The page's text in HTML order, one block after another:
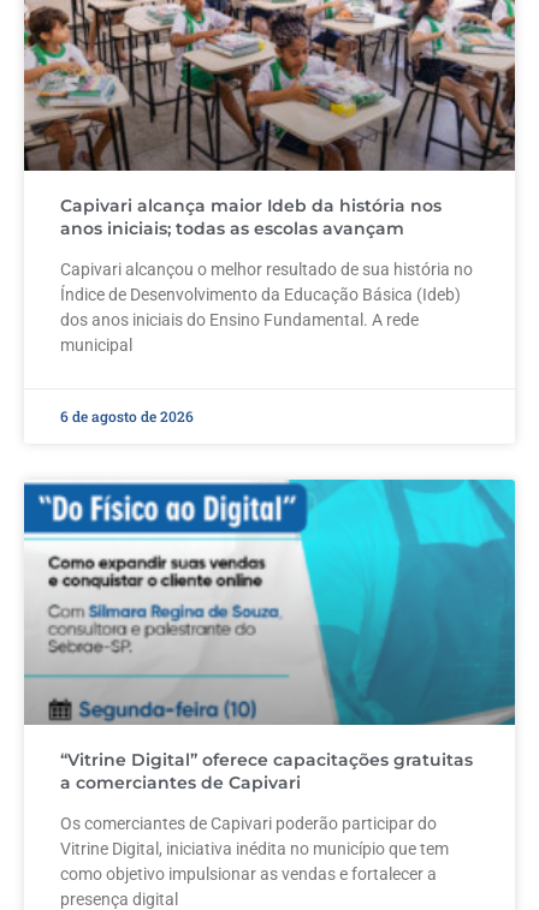
Capivari alcança maior Ideb da história nos
anos iniciais; todas as escolas avançam
Capivari alcançou o melhor resultado de sua história no
Índice de Desenvolvimento da Educação Básica (Ideb)
dos anos iniciais do Ensino Fundamental. A rede
municipal
6 de agosto de 2026
“Vitrine Digital” oferece capacitações gratuitas
a comerciantes de Capivari
Os comerciantes de Capivari poderão participar do
Vitrine Digital, iniciativa inédita no município que tem
como objetivo impulsionar as vendas e fortalecer a
presença digital